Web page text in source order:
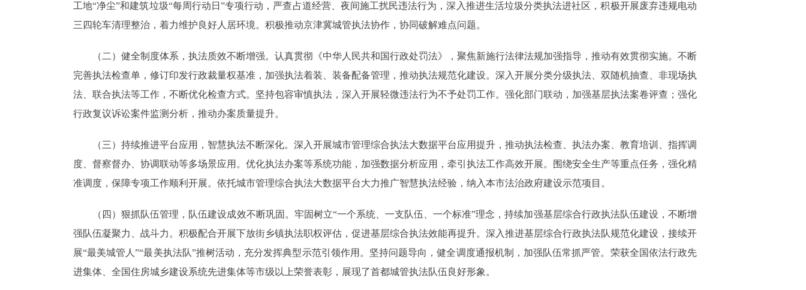
工地“净尘”和建筑垃圾“每周行动日”专项行动，严查占道经营、夜间施工扰民违法行为，深入推进生活垃圾分类执法进社区，积极开展废弃违规电动
三四轮车清理整治，着力维护良好人居环境。积极推动京津冀城管执法协作，协同破解难点问题。
（二）健全制度体系，执法质效不断增强。认真贯彻《中华人民共和国行政处罚法》，聚焦新施行法律法规加强指导，推动有效贯彻实施。不断
完善执法检查单，修订印发行政裁量权基准，加强执法着装、装备配备管理，推动执法规范化建设。深入开展分类分级执法、双随机抽查、非现场执
法、联合执法等工作，不断优化检查方式。坚持包容审慎执法，深入开展轻微违法行为不予处罚工作。强化部门联动，加强基层执法案卷评查；强化
行政复议诉讼案件监测分析，推动办案质量提升。
（三）持续推进平台应用，智慧执法不断深化。深入开展城市管理综合执法大数据平台应用提升，推动执法检查、执法办案、教育培训、指挥调
度、督察督办、协调联动等多场景应用。优化执法办案等系统功能，加强数据分析应用，牵引执法工作高效开展。围绕安全生产等重点任务，强化精
准调度，保障专项工作顺利开展。依托城市管理综合执法大数据平台大力推广智慧执法经验，纳入本市法治政府建设示范项目。
（四）狠抓队伍管理，队伍建设成效不断巩固。牢固树立“一个系统、一支队伍、一个标准”理念，持续加强基层综合行政执法队伍建设，不断增
强队伍凝聚力、战斗力。积极配合开展下放街乡镇执法职权评估，促进基层综合执法效能再提升。深入推进基层综合行政执法队规范化建设，接续开
展“最美城管人”“最美执法队”推树活动，充分发挥典型示范引领作用。坚持问题导向，健全调度通报机制，加强队伍常抓严管。荣获全国依法行政先
进集体、全国住房城乡建设系统先进集体等市级以上荣誉表彰，展现了首都城管执法队伍良好形象。